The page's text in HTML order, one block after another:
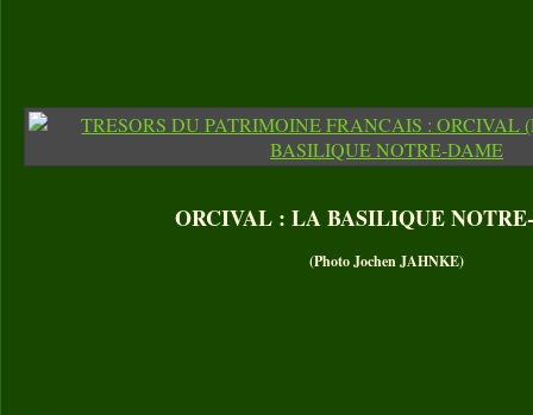
ORCIVAL : LA BASILIQUE
(Photo Jochen JAHNKE)